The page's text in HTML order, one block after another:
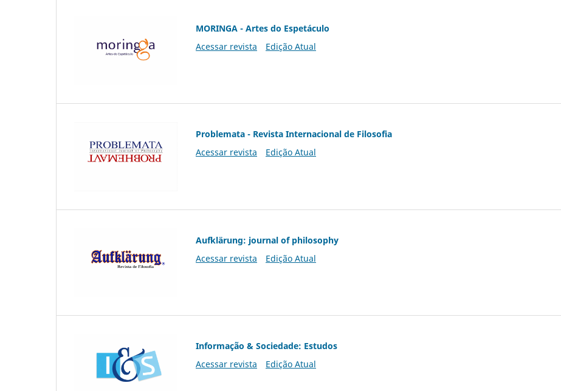
MORINGA - Artes do Espetáculo
Acessar revista
Edição Atual
Problemata - Revista Internacional de Filosofia
Acessar revista
Edição Atual
Aufklärung: journal of philosophy
Acessar revista
Edição Atual
Informação & Sociedade: Estudos
Acessar revista
Edição Atual